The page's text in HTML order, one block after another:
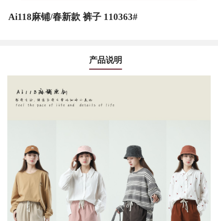
Ai118麻铺/春新款 裤子 110363#
产品说明